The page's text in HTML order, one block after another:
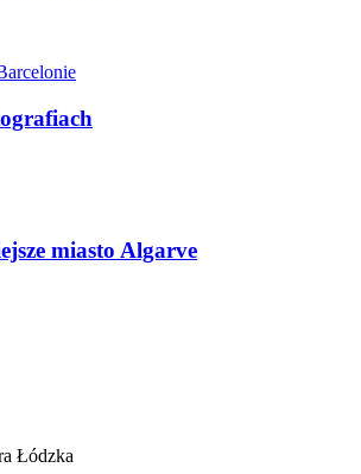
miasto Algarve
Łódzka